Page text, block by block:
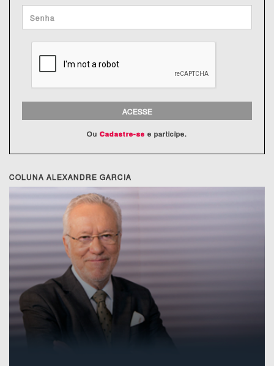
ACESSE
Ou Cadastre-se e participe.
COLUNA ALEXANDRE GARCIA